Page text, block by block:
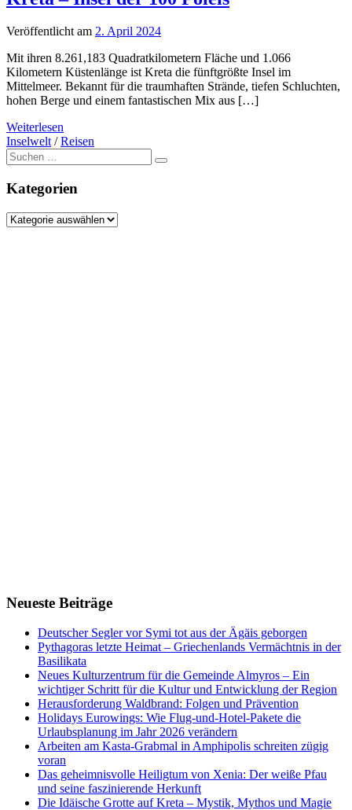
Veröffentlicht am 2. April 2024
Mit ihren 8.261,183 Quadratkilometern Fläche und 1.066
Kilometern Küstenlänge ist Kreta die fünftgrößte Insel im
Mittelmeer. Bekannt für die traumhaften Strände, tiefen Schluchten,
hohen Berge und einem fantastischen Mix aus […]
Weiterlesen
Inselwelt/Reisen
Suche
nach:
Kategorien
Kategorien
Neueste Beiträge
Deutscher Segler vor Symi tot aus der Ägäis geborgen
Pythagoras letzte Heimat – Griechenlands Vermächtnis in der
Basilikata
Neues Kulturzentrum für die Gemeinde Almyros – Ein
wichtiger Schritt für die Kultur und Entwicklung der Region
Herausforderung Waldbrand: Folgen und Prävention
Holidays Eurowings: Wie Flug-und-Hotel-Pakete die
Urlaubsplanung im Jahr 2026 verändern
Arbeiten am Kasta-Grabmal in Amphipolis schreiten zügig
voran
Das geheimnisvolle Heiligtum von Xenia: Der weiße Pfau
und seine faszinierende Herkunft
Die Idäische Grotte auf Kreta – Mystik, Mythos und Magie